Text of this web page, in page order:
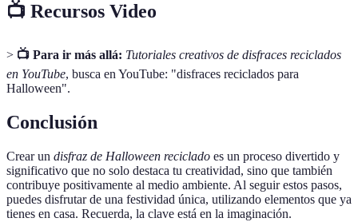
📺 Recursos Video
> 📺 Para ir más allá: Tutoriales creativos de disfraces reciclados
en YouTube, busca en YouTube: "disfraces reciclados para
Halloween".
Conclusión
Crear un disfraz de Halloween reciclado es un proceso divertido y
significativo que no solo destaca tu creatividad, sino que también
contribuye positivamente al medio ambiente. Al seguir estos pasos,
puedes disfrutar de una festividad única, utilizando elementos que ya
tienes en casa. Recuerda, la clave está en la imaginación.